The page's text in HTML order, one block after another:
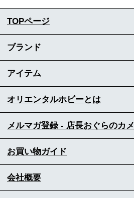
TOPページ
ブランド
アイテム
オリエンタルホビーとは
メルマガ登録 - 店長おぐらのカ
お買い物ガイド
会社概要